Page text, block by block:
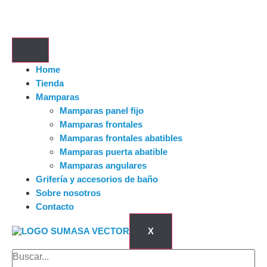
Home
Tienda
Mamparas
Mamparas panel fijo
Mamparas frontales
Mamparas frontales abatibles
Mamparas puerta abatible
Mamparas angulares
Grifería y accesorios de baño
Sobre nosotros
Contacto
X